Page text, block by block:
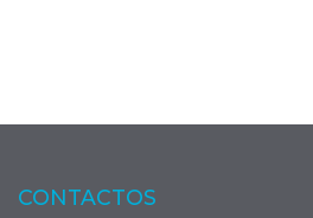
CONTACTOS